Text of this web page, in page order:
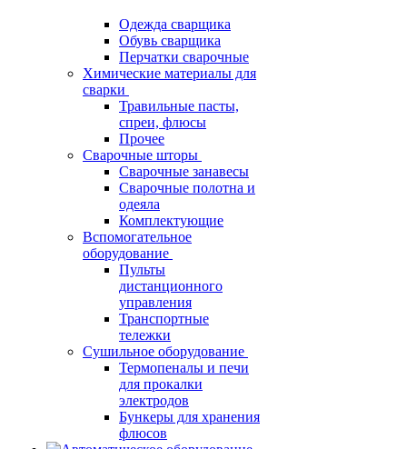
Одежда сварщика
Обувь сварщика
Перчатки сварочные
Химические материалы для
сварки
Травильные пасты,
спреи, флюсы
Прочее
Сварочные шторы
Сварочные занавесы
Сварочные полотна и
одеяла
Комплектующие
Вспомогательное
оборудование
Пульты
дистанционного
управления
Транспортные
тележки
Сушильное оборудование
Термопеналы и печи
для прокалки
электродов
Бункеры для хранения
флюсов